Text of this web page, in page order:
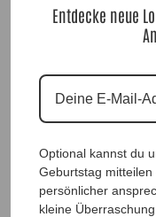
PonchoJacke Leo Black |Gr. UNI
Anr.: 3797
65,90€
Entdecke neue
Optional kannst du
Geburtstag
persönlicher
kleine Überraschung